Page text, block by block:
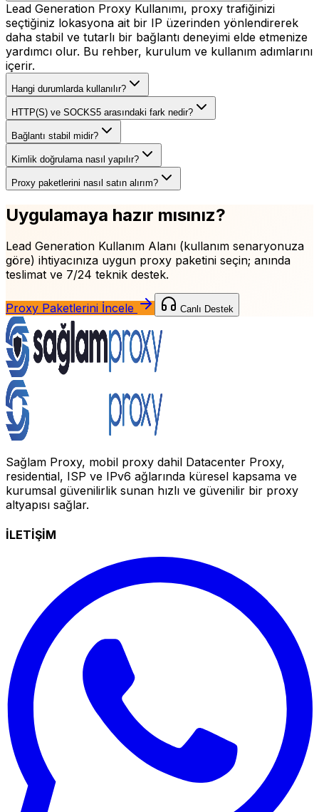
Lead Generation Proxy Kullanımı, proxy trafiğinizi
seçtiğiniz lokasyona ait bir IP üzerinden yönlendirerek
daha stabil ve tutarlı bir bağlantı deneyimi elde etmenize
yardımcı olur. Bu rehber, kurulum ve kullanım adımlarını
içerir.
Hangi durumlarda kullanılır?
HTTP(S) ve SOCKS5 arasındaki fark nedir?
Bağlantı stabil midir?
Kimlik doğrulama nasıl yapılır?
Proxy paketlerini nasıl satın alırım?
Uygulamaya hazır mısınız?
Lead Generation Kullanım Alanı (kullanım senaryonuza
göre) ihtiyacınıza uygun proxy paketini seçin; anında
teslimat ve 7/24 teknik destek.
Proxy Paketlerini İncele Canlı Destek
Sağlam Proxy, mobil proxy dahil Datacenter Proxy,
residential, ISP ve IPv6 ağlarında küresel kapsama ve
kurumsal güvenilirlik sunan hızlı ve güvenilir bir proxy
altyapısı sağlar.
İLETİŞİM